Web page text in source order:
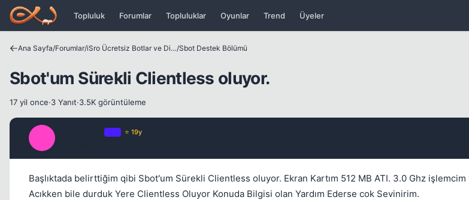
Icerige atla
Topluluk Forumlar Topluluklar Oyunlar Trend Üyeler
Ana Sayfa/Forumlar/ iSro Ücretsiz Botlar ve Diğer Programlar/Sbot Destek Bölümü
Sbot'um Sürekli Clientless oluyor.
17 yil once·3 Yanıt·3.5K görüntüleme
⭐ 19y
Başlıktada belirttiğim qibi Sbot'um Sürekli Clientless oluyor. Ekran Kartım 512 MB ATI. 3.0 Ghz işlemcim
Acıkken bile durduk Yere Clientless Oluyor Konuda Bilgisi olan Yardım Ederse cok Sevinirim.